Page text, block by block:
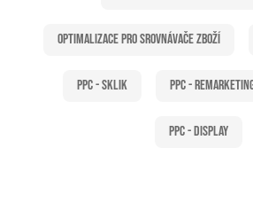
Optimalizace pro srovnávače zboží
PPC - Sklik PPC -
PPC - Display